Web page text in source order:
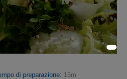
di preparazione: 15m